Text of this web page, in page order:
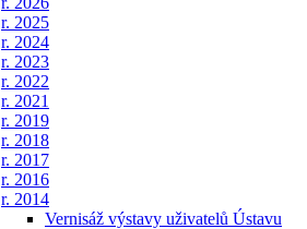
r. 2025
r. 2024
r. 2023
r. 2022
r. 2021
r. 2019
r. 2018
r. 2017
r. 2016
r. 2014
Vernisáž výstavy uživatelů Ústavu